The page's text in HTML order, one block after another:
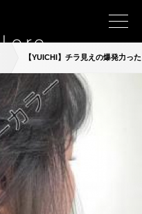
【YUICHI】チラ見えの爆発力っ